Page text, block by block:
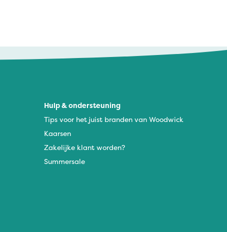
Hulp & ondersteuning
Tips voor het juist branden van Woodwick
Kaarsen
Zakelijke klant worden?
Summersale